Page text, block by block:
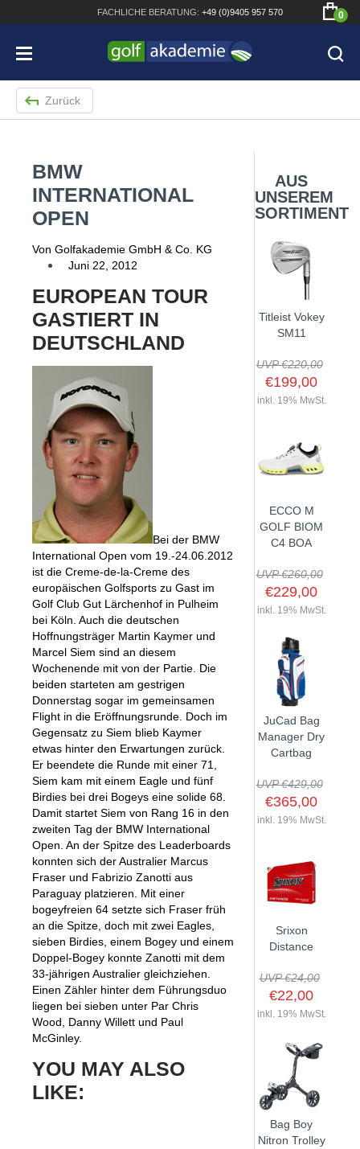
FACHLICHE BERATUNG: +49 (0)9405 957 570 0
Bridgestone JGR Driver 2018
Cobra King F8+ Driver
Bennington Waterproof QO14 Sport Cartbag
SHOP
GOLFSCHLÄGER
DRIVER
FAIRWAYHÖLZER
EISENSÄTZE
WEDGES
HYBRIDS
DRIVING EISEN
PUTTER
KINDER GOLFSCHLÄGER
KOMPLETTSETS
HEADS
SHAFTS
DEMOSCHLÄGER
BAGS
CARTBAGS
STANDBAGS
TRAVELBAGS
SONSTIGE BAGS
TROLLIES
PUSH- & PULLTROLLIES
ELEKTROTROLLIES
TROLLEY ZUBEHÖR
BÄLLE
GOLFBÄLLE
LOGOBÄLLE
SCHUHE
HERREN GOLFSCHUHE
DAMEN GOLFSCHUHE
KINDER GOLFSCHUHE
BEKLEIDUNG
DAMEN
CAPS
GÜRTEL & SOCKEN
HANDSCHUHE
HERREN GOLFHANDSCHUHE
DAMEN GOLFHANDSCHUHE
KINDER GOLFHANDSCHUHE
ZUBEHÖR
REGENSCHIRME
HANDTÜCHER
ACCESSOIRES
TRAININGSHILFEN
MONTAGE
KOMPONENTEN
GRIFFE
GUTSCHEINE
GUTSCHEINE
SALE
GOLFSCHLÄGER
BAGS
TROLLIES
BÄLLE
SCHUHE
BEKLEIDUNG
HANDSCHUHE
ZUBEHÖR
EVENTS
GOLFKURSE
EVENTS
ANFRAGE
GUTSCHEINE
Zurück
BMW
INTERNATIONAL
OPEN
Von Golfakademie GmbH & Co. KG
Juni 22, 2012
EUROPEAN TOUR
GASTIERT IN
DEUTSCHLAND
Bei der BMW
International Open vom 19.-24.06.2012
ist die Creme-de-la-Creme des
europäischen Golfsports zu Gast im
Golf Club Gut Lärchenhof in Pulheim
bei Köln. Auch die deutschen
Hoffnungsträger Martin Kaymer und
Marcel Siem sind an diesem
Wochenende mit von der Partie. Die
beiden starteten am gestrigen
Donnerstag sogar im gemeinsamen
Flight in die Eröffnungsrunde. Doch im
Gegensatz zu Siem blieb Kaymer
etwas hinter den Erwartungen zurück.
Er beendete die Runde mit einer 71,
Siem kam mit einem Eagle und fünf
Birdies bei drei Bogeys eine solide 68.
Damit startet Siem von Rang 16 in den
zweiten Tag der BMW International
Open. An der Spitze des Leaderboards
konnten sich der Australier Marcus
Fraser und Fabrizio Zanotti aus
Paraguay platzieren. Mit einer
bogeyfreien 64 setzte sich Fraser früh
an die Spitze, doch mit zwei Eagles,
sieben Birdies, einem Bogey und einem
Doppel-Bogey konnte Zanotti mit dem
33-jährigen Australier gleichziehen.
Einen Zähler hinter dem Führungsduo
liegen bei sieben unter Par Chris
Wood, Danny Willett und Paul
McGinley.
YOU MAY ALSO
LIKE:
AUS
UNSEREM
SORTIMENT
Titleist Vokey
SM11
UVP €220,00
€199,00
inkl. 19% MwSt.
ECCO M
GOLF BIOM
C4 BOA
UVP €260,00
€229,00
inkl. 19% MwSt.
JuCad Bag
Manager Dry
Cartbag
UVP €429,00
€365,00
inkl. 19% MwSt.
Srixon
Distance
UVP €24,00
€22,00
inkl. 19% MwSt.
Bag Boy
Nitron Trolley